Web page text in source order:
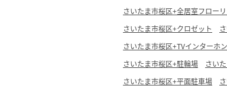
さいたま市桜区+全居室フロー
さいたま市桜区+クロゼット
さいたま市桜区+TVインターホン
さいたま市桜区+駐輪場
さい
さいたま市桜区+平面駐車場